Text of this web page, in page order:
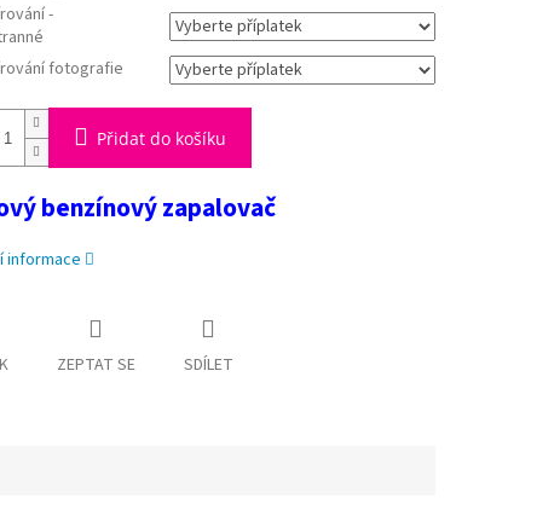
-
fotografie
Přidat do košíku
benzínový zapalovač
informace
ZEPTAT SE SDÍLET